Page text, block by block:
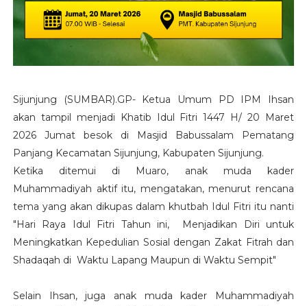
Sijunjung (SUMBAR).GP- Ketua Umum PD IPM Ihsan
akan tampil menjadi Khatib Idul Fitri 1447 H/ 20 Maret
2026 Jumat besok di Masjid Babussalam Pematang
Panjang Kecamatan Sijunjung, Kabupaten Sijunjung.
Ketika ditemui di Muaro, anak muda kader
Muhammadiyah aktif itu, mengatakan, menurut rencana
tema yang akan dikupas dalam khutbah Idul Fitri itu nanti
"Hari Raya Idul Fitri Tahun ini, Menjadikan Diri untuk
Meningkatkan Kepedulian Sosial dengan Zakat Fitrah dan
Shadaqah di Waktu Lapang Maupun di Waktu Sempit"
Selain Ihsan, juga anak muda kader Muhammadiyah